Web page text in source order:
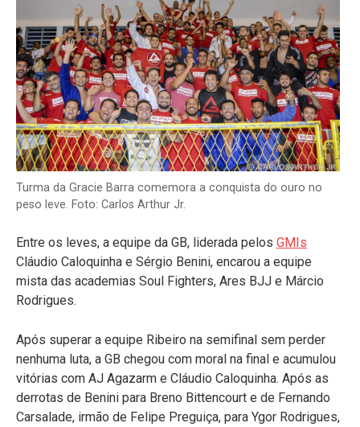
Turma da Gracie Barra comemora a conquista do ouro no
peso leve. Foto: Carlos Arthur Jr.
Entre os leves, a equipe da GB, liderada pelos GMIs
Cláudio Caloquinha e Sérgio Benini, encarou a equipe
mista das academias Soul Fighters, Ares BJJ e Márcio
Rodrigues.
Após superar a equipe Ribeiro na semifinal sem perder
nenhuma luta, a GB chegou com moral na final e acumulou
vitórias com AJ Agazarm e Cláudio Caloquinha. Após as
derrotas de Benini para Breno Bittencourt e de Fernando
Carsalade, irmão de Felipe Preguiça, para Ygor Rodrigues,